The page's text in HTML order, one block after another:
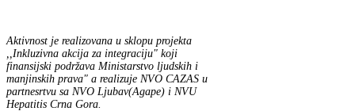
Aktivnost je realizovana u sklopu projekta
,,Inkluzivna akcija za integraciju" koji
finansijski podržava Ministarstvo ljudskih i
manjinskih prava" a realizuje NVO CAZAS u
partnesrtvu sa NVO Ljubav(Agape) i NVU
Hepatitis Crna Gora.